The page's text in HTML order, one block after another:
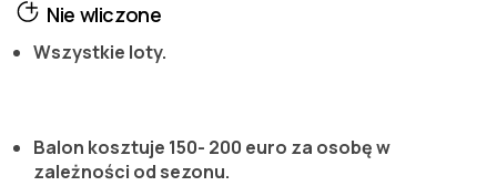
Nie wliczone
Wszystkie loty.
Balon kosztuje 150- 200 euro za osobę w
zależności od sezonu.